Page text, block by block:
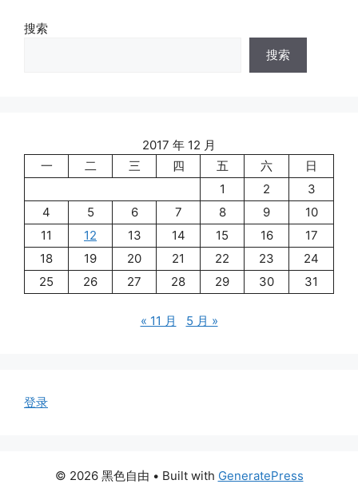
搜索
搜索
2017 年 12 月
一
二 三 四 五 六
日
1
2
3
4
5 6 7 8 9
10
11
12 13 14 15 16
17
18
19 20 21 22 23
24
25
26 27 28 29 30 31
« 11 月 5 月 »
登录
© 2026 黑色自由 • Built with GeneratePress